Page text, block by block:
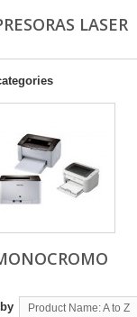
LASER
Product Name: A to Z